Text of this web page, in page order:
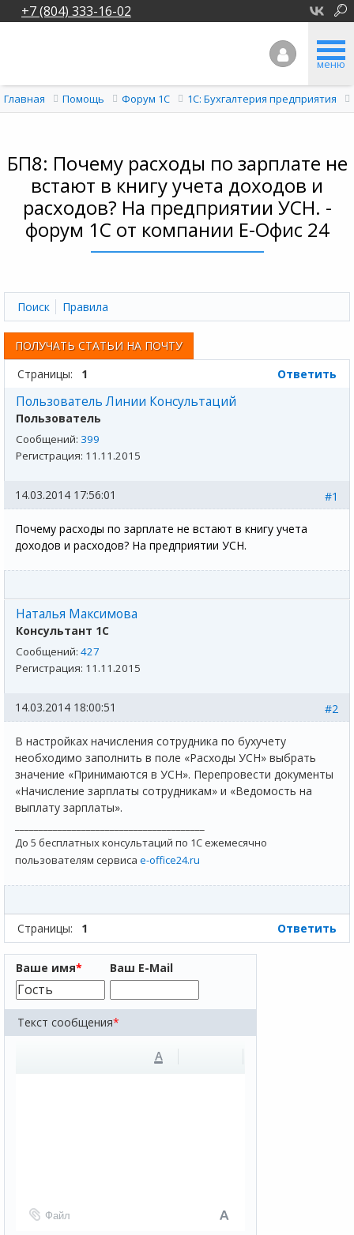
+7 (804) 333-16-02
меню
Главная Помощь Форум 1C 1С: Бухгалтерия предприятия
БП8: Почему расходы по зарплате не
встают в книгу учета доходов и
расходов? На предприятии УСН. -
форум 1С от компании Е-Офис 24
Поиск Правила
ПОЛУЧАТЬ СТАТЬИ НА ПОЧТУ
Страницы:
1 Ответить
Пользователь Линии Консультаций
Пользователь
Сообщений: 399
Регистрация: 11.11.2015
#1
14.03.2014 17:56:01
Почему расходы по зарплате не встают в книгу учета
доходов и расходов? На предприятии УСН.
Наталья Максимова
Консультант 1С
Сообщений: 427
Регистрация: 11.11.2015
#2
14.03.2014 18:00:51
В настройках начисления сотрудника по бухучету
необходимо заполнить в поле «Расходы УСН» выбрать
значение «Принимаются в УСН». Перепровести документы
«Начисление зарплаты сотрудникам» и «Ведомость на
выплату зарплаты».
До 5 бесплатных консультаций по 1С ежемесячно
пользователям сервиса e-office24.ru
Страницы: 1 Ответить
Ваше имя* Ваш E-Mail
Текст сообщения*
A
Файл